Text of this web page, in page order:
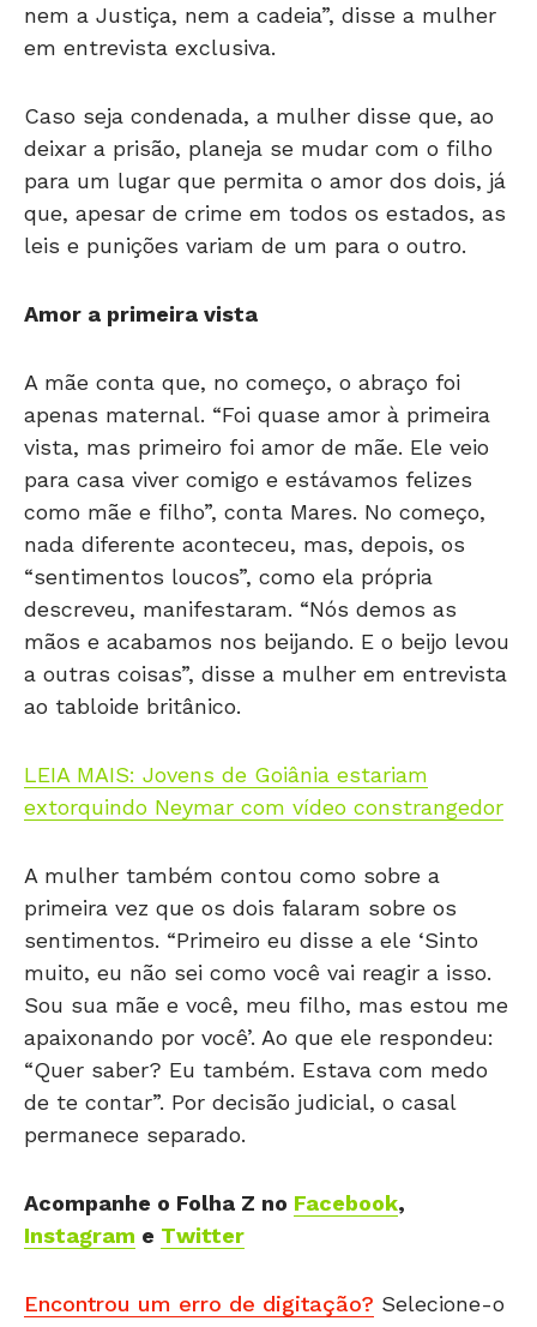
nem a Justiça, nem a cadeia”, disse a mulher
em entrevista exclusiva.
Caso seja condenada, a mulher disse que, ao
deixar a prisão, planeja se mudar com o filho
para um lugar que permita o amor dos dois, já
que, apesar de crime em todos os estados, as
leis e punições variam de um para o outro.
Amor a primeira vista
A mãe conta que, no começo, o abraço foi
apenas maternal. “Foi quase amor à primeira
vista, mas primeiro foi amor de mãe. Ele veio
para casa viver comigo e estávamos felizes
como mãe e filho”, conta Mares. No começo,
nada diferente aconteceu, mas, depois, os
“sentimentos loucos”, como ela própria
descreveu, manifestaram. “Nós demos as
mãos e acabamos nos beijando. E o beijo levou
a outras coisas”, disse a mulher em entrevista
ao tabloide britânico.
LEIA MAIS: Jovens de Goiânia estariam
extorquindo Neymar com vídeo constrangedor
A mulher também contou como sobre a
primeira vez que os dois falaram sobre os
sentimentos. “Primeiro eu disse a ele ‘Sinto
muito, eu não sei como você vai reagir a isso.
Sou sua mãe e você, meu filho, mas estou me
apaixonando por você’. Ao que ele respondeu:
“Quer saber? Eu também. Estava com medo
de te contar”. Por decisão judicial, o casal
permanece separado.
Acompanhe o Folha Z no Facebook,
Instagram e Twitter
Encontrou um erro de digitação? Selecione-o